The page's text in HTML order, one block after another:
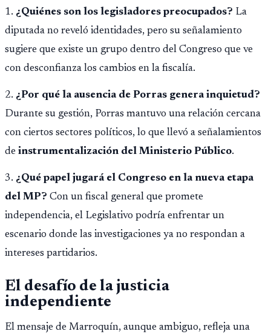
1. ¿Quiénes son los legisladores preocupados? La
diputada no reveló identidades, pero su señalamiento
sugiere que existe un grupo dentro del Congreso que ve
con desconfianza los cambios en la fiscalía.
2. ¿Por qué la ausencia de Porras genera inquietud?
Durante su gestión, Porras mantuvo una relación cercana
con ciertos sectores políticos, lo que llevó a señalamientos
de instrumentalización del Ministerio Público.
3. ¿Qué papel jugará el Congreso en la nueva etapa
del MP? Con un fiscal general que promete
independencia, el Legislativo podría enfrentar un
escenario donde las investigaciones ya no respondan a
intereses partidarios.
El desafío de la justicia
independiente
El mensaje de Marroquín, aunque ambiguo, refleja una